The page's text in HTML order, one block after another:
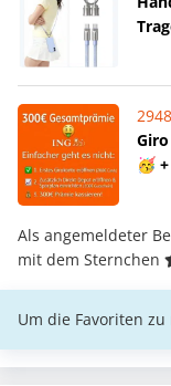
2948
🥳
Als angemeldeter
mit dem Sternchen
Um die Favoriten zu